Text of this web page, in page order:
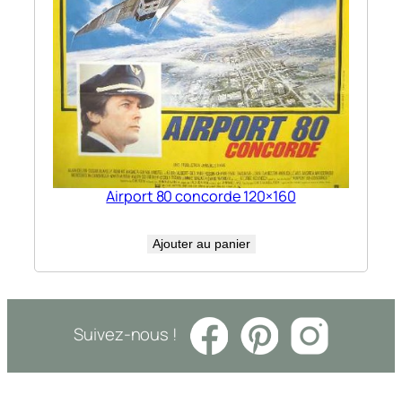
Airport 80 concorde 120×160
Ajouter au panier
Suivez-nous !